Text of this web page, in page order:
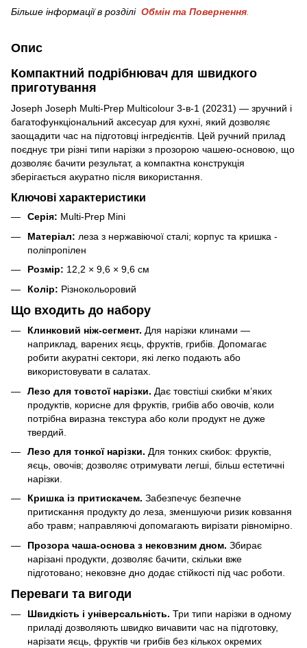
Більше інформації в розділі Обмін та Повернення
Опис
Компактний подрібнювач для швидкого
приготування
Joseph Joseph Multi-Prep Multicolour 3-в-1 (20231) — зручний і
багатофункціональний аксесуар для кухні, який дозволяє
заощадити час на підготовці інгредієнтів. Цей ручний прилад
поєднує три різні типи нарізки з прозорою чашею-основою, що
дозволяє бачити результат, а компактна конструкція
зберігається акуратно після використання.
Ключові характеристики
Серія: Multi-Prep Mini
Матеріал: леза з нержавіючої сталі; корпус та кришка -
поліпропілен
Розмір: 12,2 × 9,6 × 9,6 см
Колір: Різнокольоровий
Що входить до набору
Клинковий ніж-сегмент. Для нарізки клинами —
наприклад, варених яєць, фруктів, грибів. Допомагає
робити акуратні сектори, які легко подають або
використовувати в салатах.
Лезо для товстої нарізки. Дає товстіші скибки м’яких
продуктів, корисне для фруктів, грибів або овочів, коли
потрібна виразна текстура або коли продукт не дуже
твердий.
Лезо для тонкої нарізки. Для тонких скибок: фруктів,
яєць, овочів; дозволяє отримувати легші, більш естетичні
нарізки.
Кришка із притискачем. Забезпечує безпечне
притискання продукту до леза, зменшуючи ризик ковзання
або травм; направляючі допомагають вирізати рівномірно.
Прозора чаша-основа з нековзним дном. Збирає
нарізані продукти, дозволяє бачити, скільки вже
підготовано; нековзне дно додає стійкості під час роботи.
Переваги та вигоди
Швидкість і універсальність. Три типи нарізки в одному
приладі дозволяють швидко вичавити час на підготовку,
нарізати яєць, фруктів чи грибів без кількох окремих